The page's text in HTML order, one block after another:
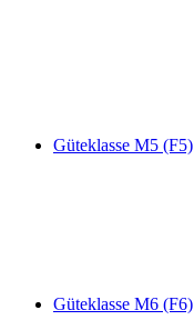
Güteklasse M5 (F5)
Güteklasse M6 (F6)